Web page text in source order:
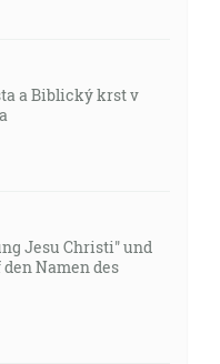
a Biblický krst v
Jesu Christi" und
Namen des